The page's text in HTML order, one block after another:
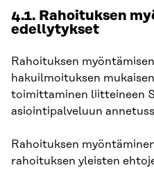
4.1. Rahoituksen
edellytykset
Rahoituksen
hakuilmoituksen
toimittaminen liitteineen
asiointipalveluun
Rahoituksen
rahoituksen yleisten